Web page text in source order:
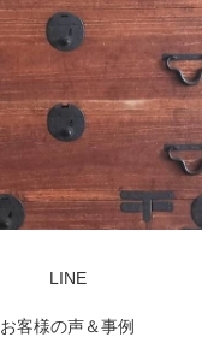
LINE
お客様の声＆事例